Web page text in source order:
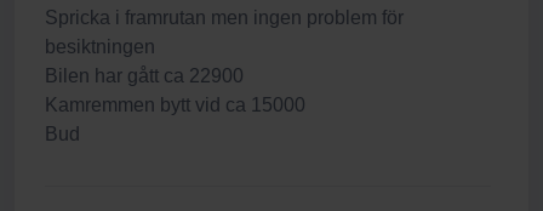
Spricka i framrutan men ingen problem för
besiktningen
Bilen har gått ca 22900
Kamremmen bytt vid ca 15000
Bud